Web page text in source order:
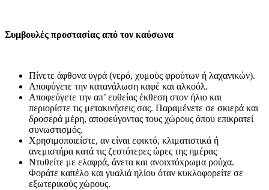
Συμβουλές προστασίας από τον καύσωνα
Πίνετε άφθονα υγρά (νερό, χυμούς φρούτων ή λαχανικών).
Αποφύγετε την κατανάλωση καφέ και αλκοόλ.
Αποφεύγετε την απ’ ευθείας έκθεση στον ήλιο και
περιορίστε τις μετακινήσεις σας. Παραμένετε σε σκιερά και
δροσερά μέρη, αποφεύγοντας τους χώρους όπου επικρατεί
συνωστισμός.
Χρησιμοποιείστε, αν είναι εφικτό, κλιματιστικά ή
ανεμιστήρα κατά τις ζεστότερες ώρες της ημέρας
Ντυθείτε με ελαφρά, άνετα και ανoιxτόxρωμα ρούχα.
Φοράτε καπέλο και γυαλιά ηλίου όταν κυκλοφορείτε σε
εξωτερικούς χώρους.